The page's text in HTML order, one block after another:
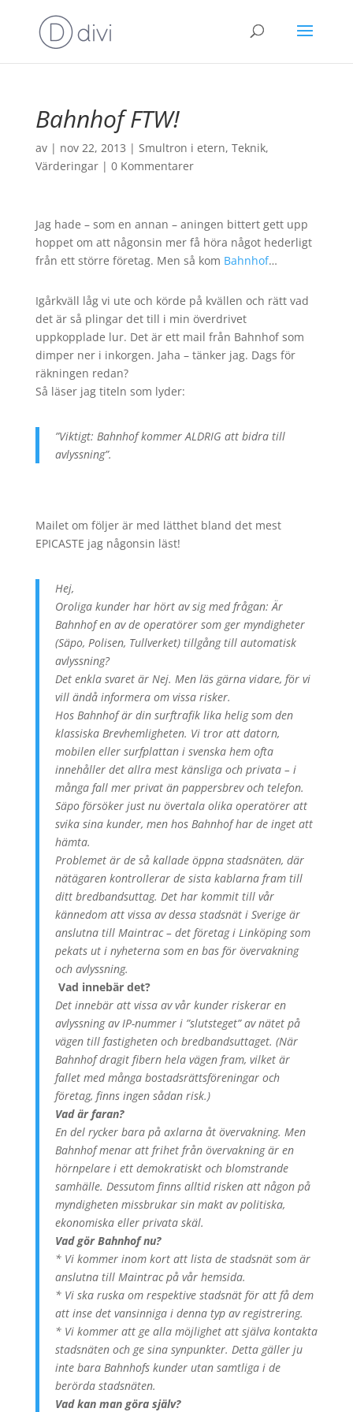
Bahnhof FTW!
av | nov 22, 2013 | Smultron i etern, Teknik,
Värderingar| 0 Kommentarer
Jag hade – som en annan – aningen bittert gett upp
hoppet om att någonsin mer få höra något hederligt
från ett större företag. Men så kom Bahnhof…
Igårkväll låg vi ute och körde på kvällen och rätt vad
det är så plingar det till i min överdrivet
uppkopplade lur. Det är ett mail från Bahnhof som
dimper ner i inkorgen. Jaha – tänker jag. Dags för
räkningen redan?
Så läser jag titeln som lyder:
”Viktigt: Bahnhof kommer ALDRIG att bidra till
avlyssning”.
Mailet om följer är med lätthet bland det mest
EPICASTE jag någonsin läst!
Hej,
Oroliga kunder har hört av sig med frågan: Är
Bahnhof en av de operatörer som ger myndigheter
(Säpo, Polisen, Tullverket) tillgång till automatisk
avlyssning?
Det enkla svaret är Nej. Men läs gärna vidare, för vi
vill ändå informera om vissa risker.
Hos Bahnhof är din surftrafik lika helig som den
klassiska Brevhemligheten. Vi tror att datorn,
mobilen eller surfplattan i svenska hem ofta
innehåller det allra mest känsliga och privata – i
många fall mer privat än pappersbrev och telefon.
Säpo försöker just nu övertala olika operatörer att
svika sina kunder, men hos Bahnhof har de inget att
hämta.
Problemet är de så kallade öppna stadsnäten, där
nätägaren kontrollerar de sista kablarna fram till
ditt bredbandsuttag. Det har kommit till vår
kännedom att vissa av dessa stadsnät i Sverige är
anslutna till Maintrac – det företag i Linköping som
pekats ut i nyheterna som en bas för övervakning
och avlyssning.
Vad innebär det?
Det innebär att vissa av vår kunder riskerar en
avlyssning av IP-nummer i ”slutsteget” av nätet på
vägen till fastigheten och bredbandsuttaget. (När
Bahnhof dragit fibern hela vägen fram, vilket är
fallet med många bostadsrättsföreningar och
företag, finns ingen sådan risk.)
Vad är faran?
En del rycker bara på axlarna åt övervakning. Men
Bahnhof menar att frihet från övervakning är en
hörnpelare i ett demokratiskt och blomstrande
samhälle. Dessutom finns alltid risken att någon på
myndigheten missbrukar sin makt av politiska,
ekonomiska eller privata skäl.
Vad gör Bahnhof nu?
* Vi kommer inom kort att lista de stadsnät som är
anslutna till Maintrac på vår hemsida.
* Vi ska ruska om respektive stadsnät för att få dem
att inse det vansinniga i denna typ av registrering.
* Vi kommer att ge alla möjlighet att själva kontakta
stadsnäten och ge sina synpunkter. Detta gäller ju
inte bara Bahnhofs kunder utan samtliga i de
berörda stadsnäten.
Vad kan man göra själv?